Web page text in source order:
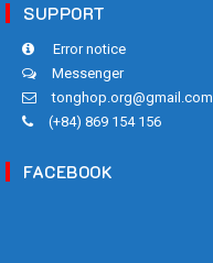
SUPPORT
Error notice
Messenger
tonghop.org@gmail.com
(+84) 869 154 156
FACEBOOK